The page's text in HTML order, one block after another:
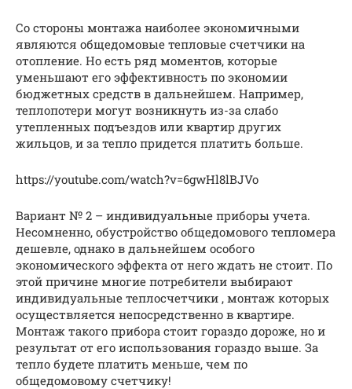
Со стороны монтажа наиболее экономичными
являются общедомовые тепловые счетчики на
отопление. Но есть ряд моментов, которые
уменьшают его эффективность по экономии
бюджетных средств в дальнейшем. Например,
теплопотери могут возникнуть из-за слабо
утепленных подъездов или квартир других
жильцов, и за тепло придется платить больше.
https://youtube.com/watch?v=6gwHl8lBJVo
Вариант № 2 – индивидуальные приборы учета.
Несомненно, обустройство общедомового тепломера
дешевле, однако в дальнейшем особого
экономического эффекта от него ждать не стоит. По
этой причине многие потребители выбирают
индивидуальные теплосчетчики , монтаж которых
осуществляется непосредственно в квартире.
Монтаж такого прибора стоит гораздо дороже, но и
результат от его использования гораздо выше. За
тепло будете платить меньше, чем по
общедомовому счетчику!